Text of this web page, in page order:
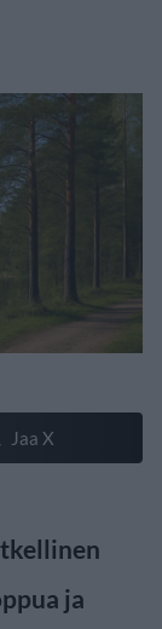
Jaa X
ja